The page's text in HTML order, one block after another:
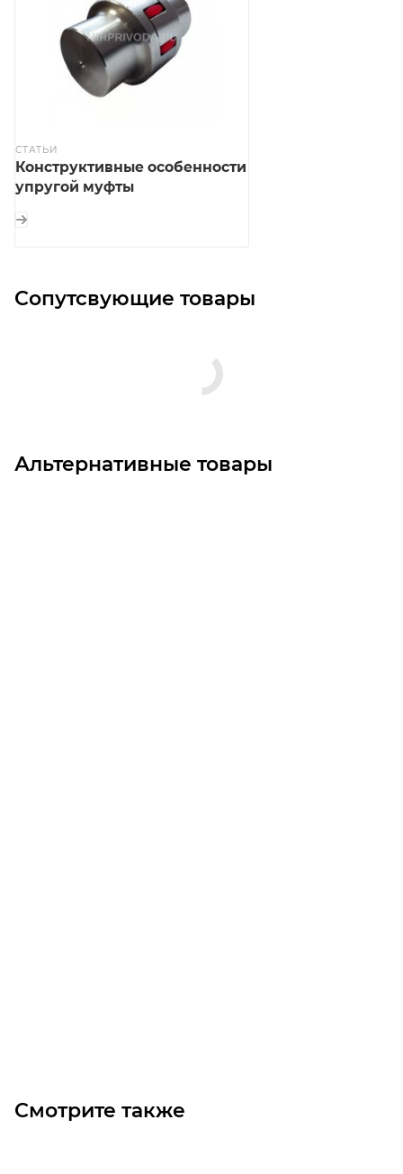
СТАТЬИ
Конструктивные особенности
упругой муфты
Сопутсвующие товары
Альтернативные товары
Смотрите также